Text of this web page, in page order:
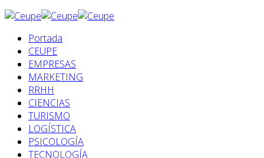
Portada
CEUPE
EMPRESAS
MARKETING
RRHH
CIENCIAS
TURISMO
LOGÍSTICA
PSICOLOGÍA
TECNOLOGÍA